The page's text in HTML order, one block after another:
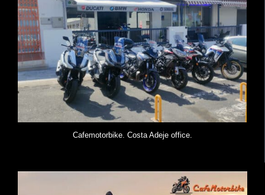
Cafemotorbike. Costa Adeje office.